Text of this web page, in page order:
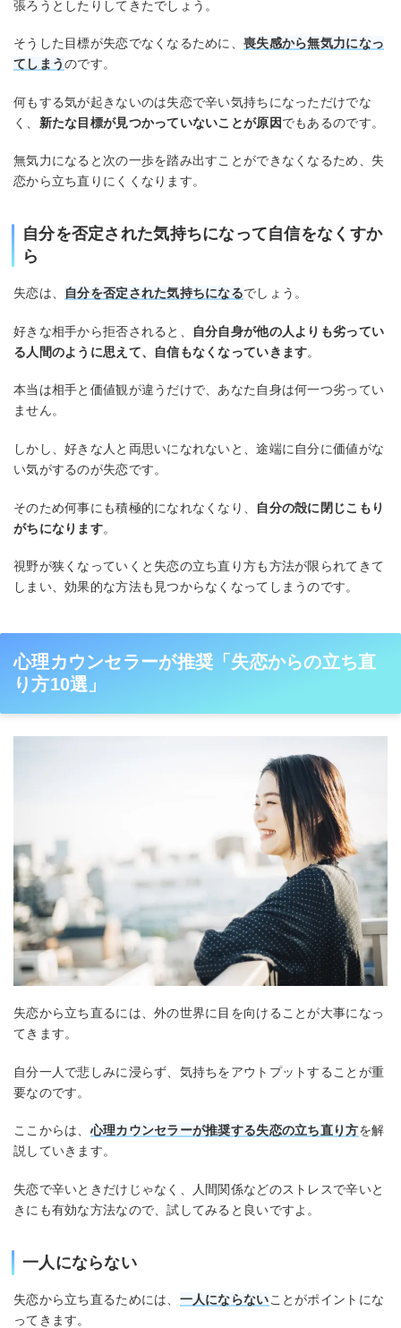
張ろうとしたりしてきたでしょう。
そうした目標が失恋でなくなるために、喪失感から無気力になっ
てしまうのです。
何もする気が起きないのは失恋で辛い気持ちになっただけでな
く、 新たな目標が見つかっていないことが原因でもあるのです。
無気力になると次の一歩を踏み出すことができなくなるため、失
恋から立ち直りにくくなります。
自分を否定された気持ちになって自信をなくすか
ら
失恋は、 自分を否定された気持ちになるでしょう。
好きな相手から拒否されると、
自分自身が他の人よりも劣ってい
る人間のように思えて、自信もなくなっていきます。
本当は相手と価値観が違うだけで、あなた自身は何一つ劣ってい
ません。
しかし、好きな人と両思いになれないと、途端に自分に価値がな
い気がするのが失恋です。
そのため何事にも積極的になれなくなり、
自分の殻に閉じこもり
がちになります。
視野が狭くなっていくと失恋の立ち直り方も方法が限られてきて
しまい、効果的な方法も見つからなくなってしまうのです。
心理カウンセラーが推奨「失恋からの立ち直
り方10選」
失恋から立ち直るには、外の世界に目を向けることが大事になっ
てきます。
自分一人で悲しみに浸らず、気持ちをアウトプットすることが重
要なのです。
ここからは、 心理カウンセラーが推奨する失恋の立ち直り方を解
説していきます。
失恋で辛いときだけじゃなく、人間関係などのストレスで辛いと
きにも有効な方法なので、試してみると良いですよ。
一人にならない
失恋から立ち直るためには、 一人にならないことがポイントにな
ってきます。